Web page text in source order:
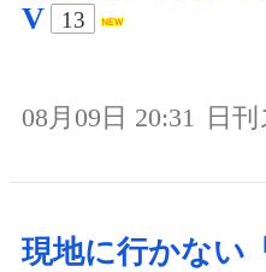
V
13
08月09日 20:31 日
現地に行かない